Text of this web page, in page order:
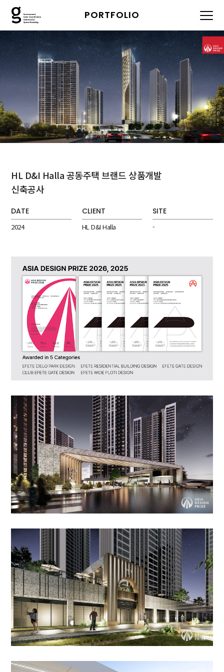
PORTFOLIO
HL D&I Halla 공동주택 브랜드 상품개발
신축공사
DATE
2024
CLIENT
HL D&I Halla
SITE
-